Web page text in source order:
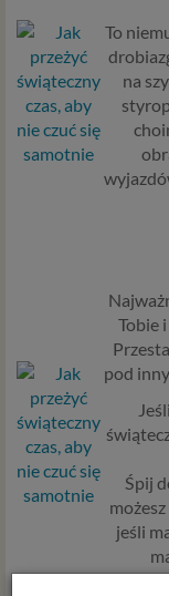
To
na
Tobie
pod
Śpij
jeśli